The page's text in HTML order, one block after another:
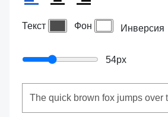
Текст Фон Инверсия
54px